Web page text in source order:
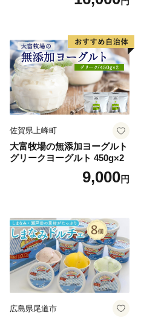
22424274] 芋ケンピ セット
佐賀県上峰町
大富牧場の無添加ヨーグルト
グリークヨーグルト 450g×2
9,000円
広島県尾道市